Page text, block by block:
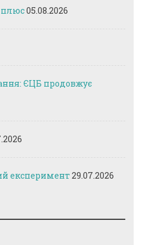
плюс05.08.2026
ЄЦБ продовжує
експеримент29.07.2026